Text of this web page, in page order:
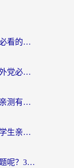
如何在海外看奥运会？海外华人必看的体育赛事直播终极指南
国外网络无法登陆国内网页？海外党必看：选对回国加速器实现无缝访问
优酷地域限制怎么解锁？海外党亲测有效的追剧自由指南
海外可以看好看视频吗知乎？留学生亲测有效的回国追剧解决方案
海外看腾讯视频怎么解决版权问题呢？3步让你轻松解锁国内影视自由